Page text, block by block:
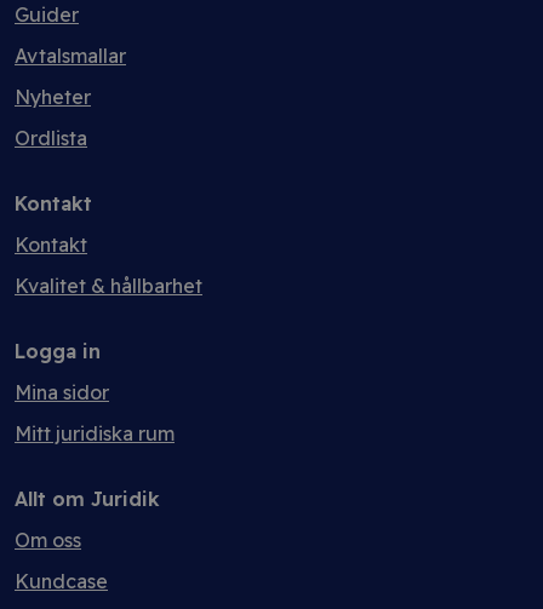
Guider
Avtalsmallar
Nyheter
Ordlista
Kontakt
Kontakt
Kvalitet & hållbarhet
Logga in
Mina sidor
Mitt juridiska rum
Allt om Juridik
Om oss
Kundcase